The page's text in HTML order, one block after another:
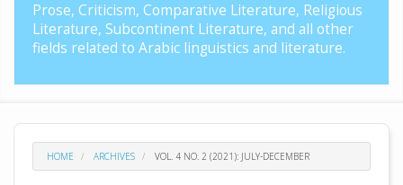
Prose, Criticism, Comparative Literature, Religious
Literature, Subcontinent Literature, and all other
fields related to Arabic linguistics and literature.
HOME ARCHIVES VOL. 4 NO. 2 (2021): JULY-DECEMBER